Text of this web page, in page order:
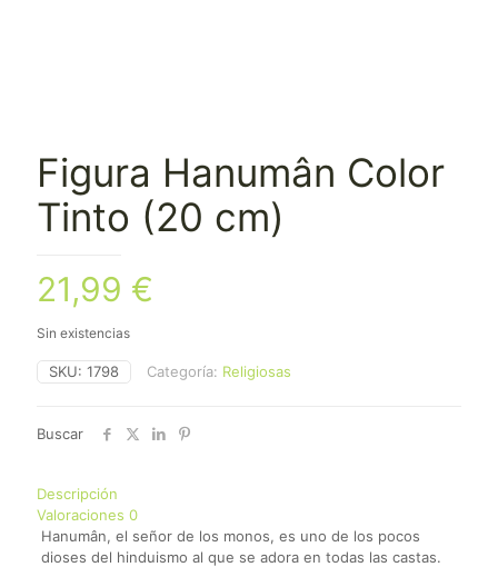
Figura Hanumân Color
Tinto (20 cm)
21,99 €
Sin existencias
SKU: 1798 Categoría: Religiosas
Buscar
Descripción
Valoraciones 0
Hanumân, el señor de los monos, es uno de los pocos
dioses del hinduismo al que se adora en todas las castas.